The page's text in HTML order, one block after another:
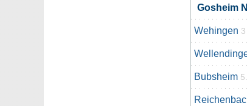
Gosheim
Wehingen
Bubsheim